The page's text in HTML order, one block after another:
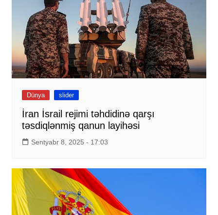
Dünya slider
İran İsrail rejimi təhdidinə qarşı
təsdiqlənmiş qanun layihəsi
Sentyabr 8, 2025 - 17:03